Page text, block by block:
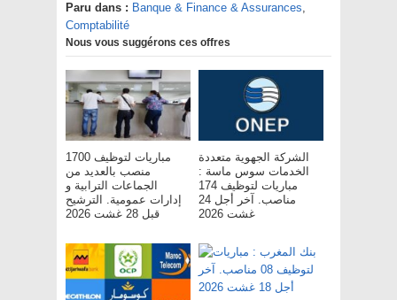
Paru dans : Banque & Finance & Assurances,
Comptabilité
Nous vous suggérons ces offres
مباريات لتوظيف 1700
منصب بالعديد من
الجماعات الترابية و
إدارات عمومية. الترشيح
قبل 28 غشت 2026
الشركة الجهوية متعددة
الخدمات سوس ماسة :
مباريات لتوظيف 174
مناصب. آخر أجل 24
غشت 2026